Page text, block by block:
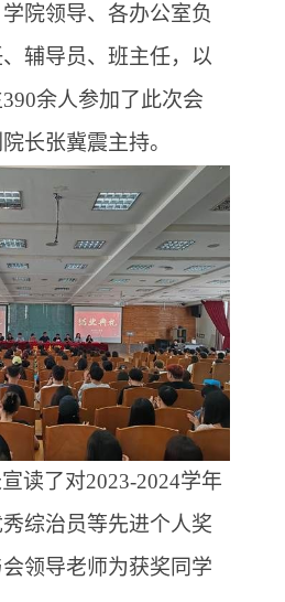
院领导、各办公室负
辅导员、班主任，以
390余人参加了此次会
长张冀震主持。
读了对2023-2024学年
综治员等先进个人奖
领导老师为获奖同学